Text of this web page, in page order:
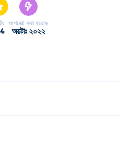
4.4
আপডেট করা হয়েছে
অক্টোঃ ২০২২